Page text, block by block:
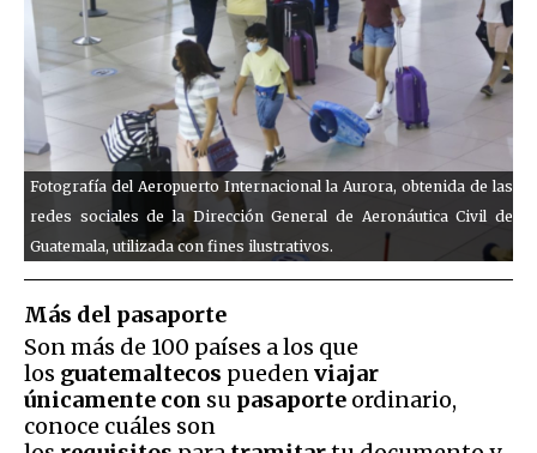
Fotografía del Aeropuerto Internacional la Aurora, obtenida de las
redes sociales de la Dirección General de Aeronáutica Civil de
Guatemala, utilizada con fines ilustrativos.
Más del pasaporte
Son más de 100 países a los que
los guatemaltecos puedenviajar
únicamente con su pasaporte ordinario,
conoce cuáles son